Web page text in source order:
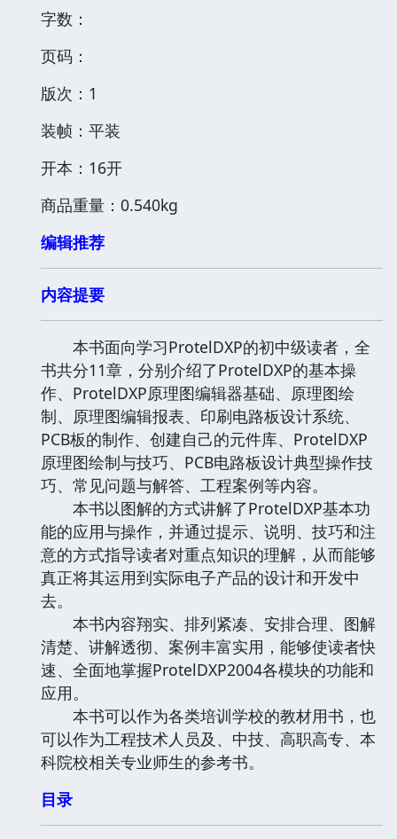
字数：
页码：
版次：1
装帧：平装
开本：16开
商品重量：0.540kg
编辑推荐
内容提要
本书面向学习ProtelDXP的初中级读者，全
书共分11章，分别介绍了ProtelDXP的基本操
作、ProtelDXP原理图编辑器基础、原理图绘
制、原理图编辑报表、印刷电路板设计系统、
PCB板的制作、创建自己的元件库、ProtelDXP
原理图绘制与技巧、PCB电路板设计典型操作技
巧、常见问题与解答、工程案例等内容。
本书以图解的方式讲解了ProtelDXP基本功
能的应用与操作，并通过提示、说明、技巧和注
意的方式指导读者对重点知识的理解，从而能够
真正将其运用到实际电子产品的设计和开发中
去。
本书内容翔实、排列紧凑、安排合理、图解
清楚、讲解透彻、案例丰富实用，能够使读者快
速、全面地掌握ProtelDXP2004各模块的功能和
应用。
本书可以作为各类培训学校的教材用书，也
可以作为工程技术人员及、中技、高职高专、本
科院校相关专业师生的参考书。
目录